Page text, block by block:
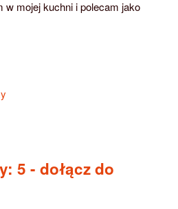
mojej kuchni i polecam jako
5 - dołącz do